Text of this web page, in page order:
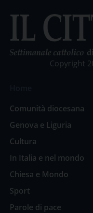
Copyright
Comunità diocesana
Genova e Liguria
Cultura
In Italia e nel mondo
Chiesa e Mondo
Sport
Parole di pace